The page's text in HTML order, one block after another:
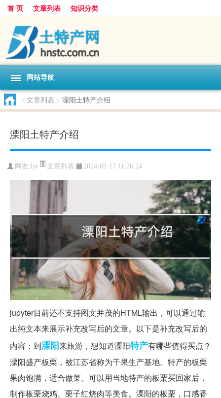
首 页 文章列表 知识分类
网站导航
> 文章列表 > 溧阳土特产介绍
溧阳土特产介绍
网友:lyt 文章列表 2024-02-17 11:26:24
jupyter目前还不支持图文并茂的HTML输出，可以通过输
出纯文本来展示补充改写后的文章。以下是补充改写后的
内容：到溧阳来旅游，想知道溧阳特产有哪些值得买点？
溧阳盛产板栗，被江苏省称为干果生产基地。特产的板栗
果肉饱满，适合做菜。可以用当地特产的板栗买回家后，
制作板栗烧鸡、栗子红烧肉等美食。溧阳的板栗，口感香